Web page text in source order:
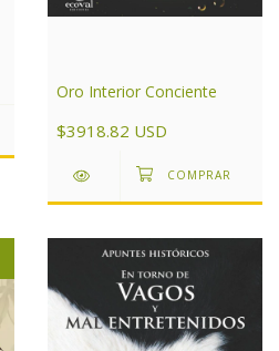
Oro Interior Conciente
$3918.82 USD